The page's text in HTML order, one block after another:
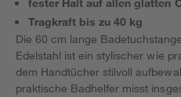
fester Halt auf allen glatten
Tragkraft bis zu 40 kg
Die 60 cm lange
Edelstahl ist ein stylischer wie
dem Handtücher stilvoll
praktische Badhelfer misst